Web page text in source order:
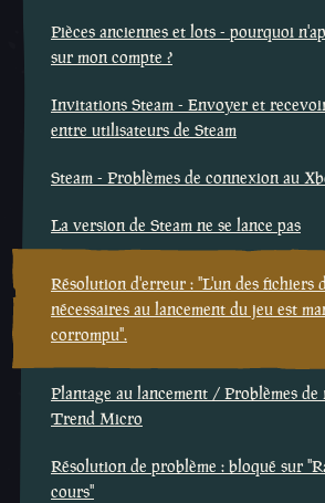
Pièces anciennes et lots - pourquoi
sur mon compte ?
Invitations Steam - Envoyer et
entre utilisateurs de Steam
Steam - Problèmes de connexion au
La version de Steam ne se lance pas
Résolution d'erreur : "L'un des fichiers
nécessaires au lancement du jeu est
corrompu".
Plantage au lancement / Problèmes
Trend Micro
Résolution de problème : bloqué sur
cours''